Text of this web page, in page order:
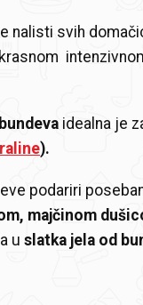
nalisti svih
idealna je
).
podariri
majčinom
a u slatka jela od